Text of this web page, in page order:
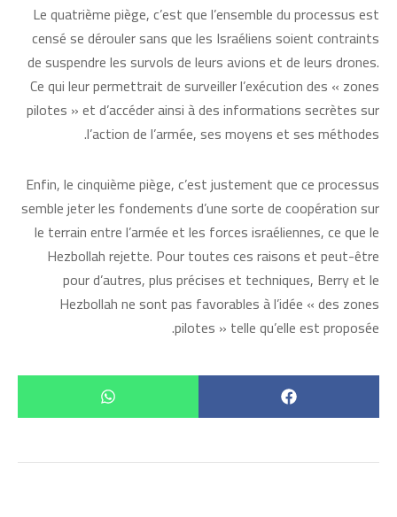
Le quatrième piège, c’est que l’ensemble du processus est
censé se dérouler sans que les Israéliens soient contraints
de suspendre les survols de leurs avions et de leurs drones.
Ce qui leur permettrait de surveiller l’exécution des « zones
pilotes » et d’accéder ainsi à des informations secrètes sur
l’action de l’armée, ses moyens et ses méthodes.
Enfin, le cinquième piège, c’est justement que ce processus
semble jeter les fondements d’une sorte de coopération sur
le terrain entre l’armée et les forces israéliennes, ce que le
Hezbollah rejette. Pour toutes ces raisons et peut-être
pour d’autres, plus précises et techniques, Berry et le
Hezbollah ne sont pas favorables à l’idée « des zones
pilotes » telle qu’elle est proposée.